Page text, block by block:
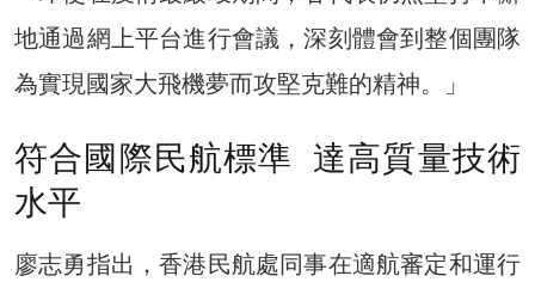
地通過網上平台進行會議，深刻體會到整個團隊
為實現國家大飛機夢而攻堅克難的精神。」
符合國際民航標準 達高質量技術
水平
廖志勇指出，香港民航處同事在適航審定和運行